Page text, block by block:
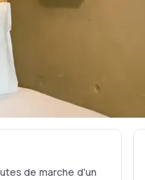
de marche d'un